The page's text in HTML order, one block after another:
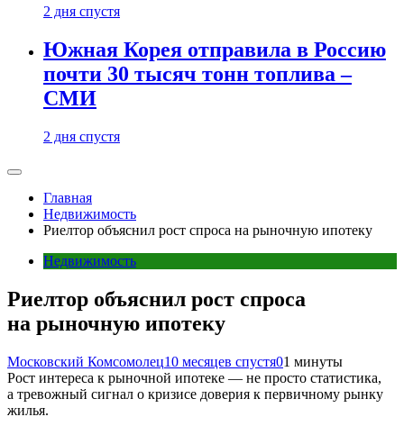
2 дня спустя
Южная Корея отправила в Россию
почти 30 тысяч тонн топлива –
СМИ
2 дня спустя
Главная
Недвижимость
Риелтор объяснил рост спроса на рыночную ипотеку
Недвижимость
Риелтор объяснил рост спроса
на рыночную ипотеку
Московский Комсомолец10 месяцев спустя01 минуты
Рост интереса к рыночной ипотеке — не просто статистика,
а тревожный сигнал о кризисе доверия к первичному рынку
жилья.